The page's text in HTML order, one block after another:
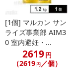
[1個] マルカン サン
ライズ事業部 AIM3
0 室内避妊・...
2619円
（2619 円 ／個）